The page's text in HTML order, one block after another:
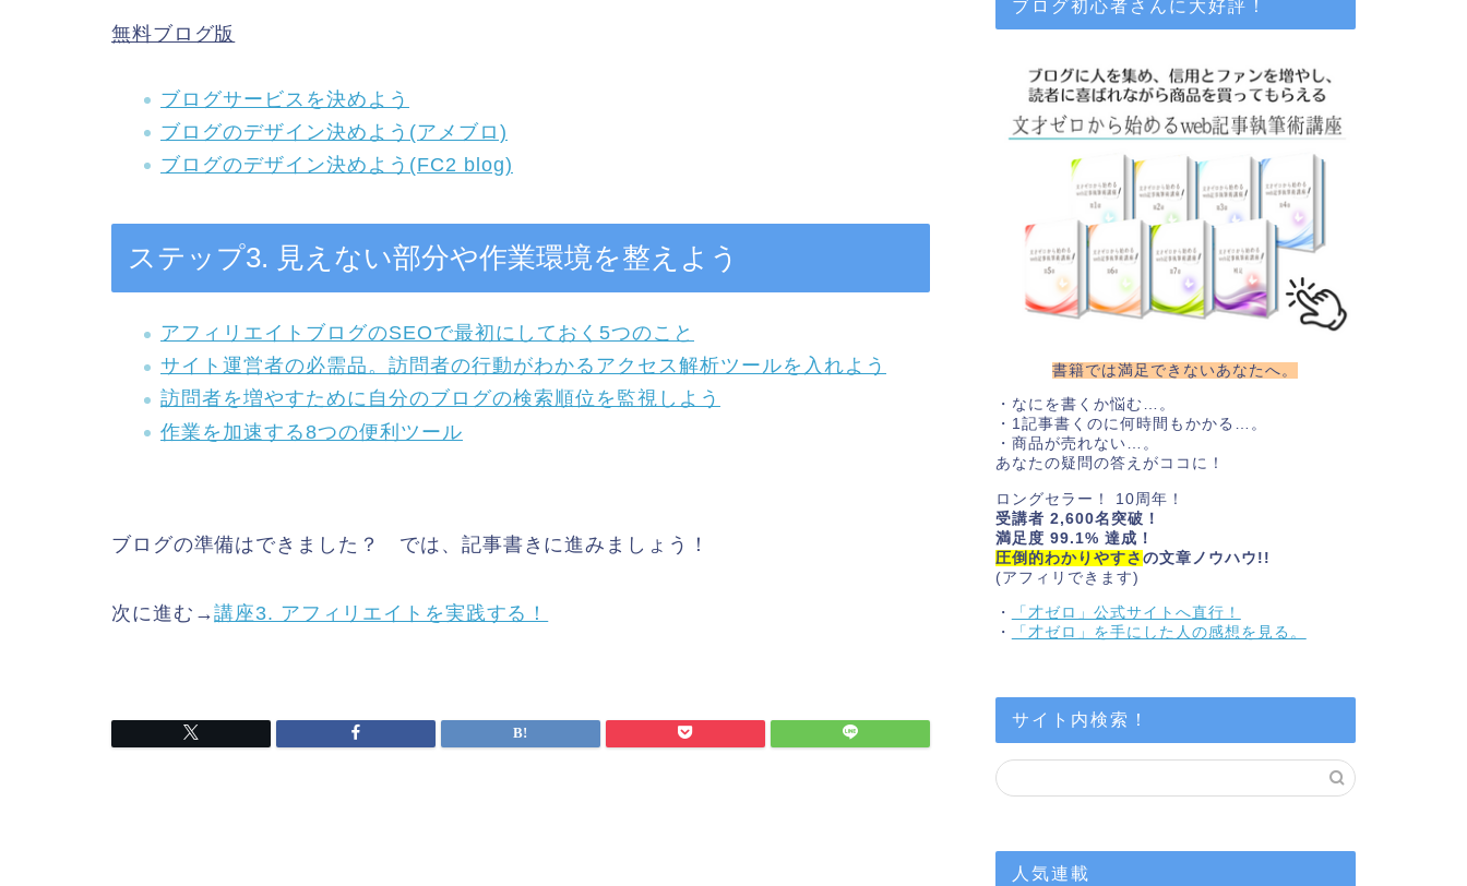
無料ブログ版
ブログサービスを決めよう
ブログのデザイン決めよう(アメブロ)
ブログのデザイン決めよう(FC2 blog)
ステップ3. 見えない部分や作業環境を整えよう
アフィリエイトブログのSEOで最初にしておく5つのこと
サイト運営者の必需品。訪問者の行動がわかるアクセス解析ツールを入れよう
訪問者を増やすために自分のブログの検索順位を監視しよう
作業を加速する8つの便利ツール
ブログの準備はできました？ では、記事書きに進みましょう！
次に進む→講座3. アフィリエイトを実践する！
ブログ初心者さんに大好評！
書籍では満足できないあなたへ。
・なにを書くか悩む…。
・1記事書くのに何時間もかかる…。
・商品が売れない…。
あなたの疑問の答えがココに！
ロングセラー！ 10周年！
受講者 2,600名突破！
満足度 99.1% 達成！
圧倒的わかりやすさ の文章ノウハウ!!
(アフィリできます)
・
「才ゼロ」公式サイトへ直行！
・
「才ゼロ」を手にした人の感想を見る。
サイト内検索！
人気連載